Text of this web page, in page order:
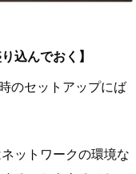
込んでおく】
のセットアップにば
ットワークの環境な